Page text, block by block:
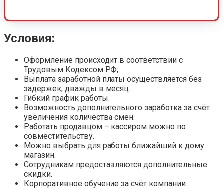
Условия:
Оформление происходит в соответствии с
Трудовым Кодексом РФ;
Выплата заработной платы осуществляется без
задержек, дважды в месяц.
Гибкий график работы.
Возможность дополнительного заработка за счёт
увеличения количества смен.
Работать продавцом – кассиром можно по
совместительству.
Можно выбрать для работы ближайший к дому
магазин.
Сотрудникам предоставляются дополнительные
скидки.
Корпоративное обучение за счёт компании.